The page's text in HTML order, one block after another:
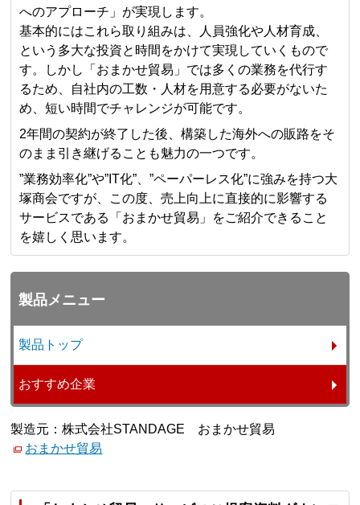
へのアプローチ」が実現します。
基本的にはこれら取り組みは、人員強化や人材育成、
という多大な投資と時間をかけて実現していくもので
す。しかし「おまかせ貿易」では多くの業務を代行す
るため、自社内の工数・人材を用意する必要がないた
め、短い時間でチャレンジが可能です。
2年間の契約が終了した後、構築した海外への販路をそ
のまま引き継げることも魅力の一つです。
”業務効率化”や”IT化”、”ペーパーレス化”に強みを持つ大
塚商会ですが、この度、売上向上に直接的に影響する
サービスである「おまかせ貿易」をご紹介できること
を嬉しく思います。
製品メニュー
製品トップ
おすすめ企業
製造元：株式会社STANDAGE おまかせ貿易
おまかせ貿易